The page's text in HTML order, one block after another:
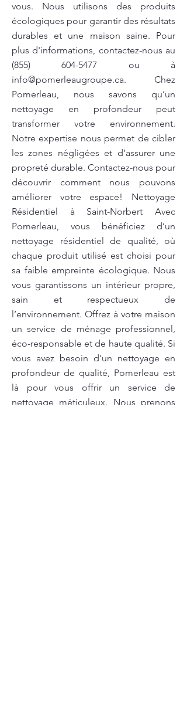
vous. Nous utilisons des produits
écologiques pour garantir des résultats
durables et une maison saine. Pour
plus d'informations, contactez-nous au
(855) 604-5477 ou à
info@pomerleaugroupe.ca. Chez
Pomerleau, nous savons qu’un
nettoyage en profondeur peut
transformer votre environnement.
Notre expertise nous permet de cibler
les zones négligées et d’assurer une
propreté durable. Contactez-nous pour
découvrir comment nous pouvons
améliorer votre espace! Nettoyage
Résidentiel à Saint-Norbert Avec
Pomerleau, vous bénéficiez d’un
nettoyage résidentiel de qualité, où
chaque produit utilisé est choisi pour
sa faible empreinte écologique. Nous
vous garantissons un intérieur propre,
sain et respectueux de
l’environnement. Offrez à votre maison
un service de ménage professionnel,
éco-responsable et de haute qualité. Si
vous avez besoin d'un nettoyage en
profondeur de qualité, Pomerleau est
là pour vous offrir un service de
nettoyage méticuleux. Nous prenons